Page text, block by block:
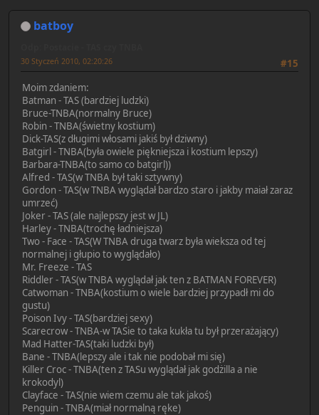
batboy
#15
30 Styczeń 2010, 02:20:26
Moim zdaniem:
Batman - TAS (bardziej ludzki)
Bruce-TNBA(normalny Bruce)
Robin - TNBA(świetny kostium)
Dick-TAS(z długimi włosami jakiś był dziwny)
Batgirl - TNBA(była owiele piękniejsza i kostium lepszy)
Barbara-TNBA(to samo co batgirl))
Alfred - TAS(w TNBA był taki sztywny)
Gordon - TAS(w TNBA wyglądał bardzo staro i jakby maiał zaraz
umrzeć)
Joker - TAS (ale najlepszy jest w JL)
Harley - TNBA(trochę ładniejsza)
Two - Face - TAS(W TNBA druga twarz była wieksza od tej
normalnej i głupio to wyglądało)
Mr. Freeze - TAS
Riddler - TAS(w TNBA wyglądał jak ten z BATMAN FOREVER)
Catwoman - TNBA(kostium o wiele bardziej przypadł mi do
gustu)
Poison Ivy - TAS(bardziej sexy)
Scarecrow - TNBA-w TASie to taka kukła tu był przerażający)
Mad Hatter-TAS(taki ludzki był)
Bane - TNBA(lepszy ale i tak nie podobał mi się)
Killer Croc - TNBA(ten z TASu wyglądał jak godżilla a nie
krokodyl)
Clayface - TAS(nie wiem czemu ale tak jakoś)
Penguin - TNBA(miał normalną ręke)